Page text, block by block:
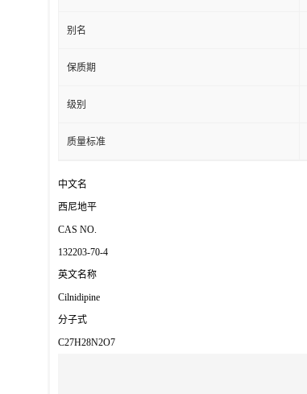
别名
保质期
级别
质量标准
中文名
西尼地平
CAS NO.
132203-70-4
英文名称
Cilnidipine
分子式
C27H28N2O7